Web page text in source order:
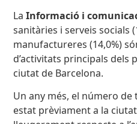
LaInformació i
sanitàries i serveis socials
manufactureres (14,0%)
d’activitats principals dels
ciutat de Barcelona.
Un any més, el número
estat prèviament a la